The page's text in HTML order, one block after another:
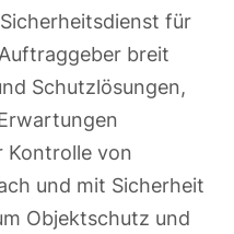
für
breit
Schutzlösungen,
Kontrolle von
und mit Sicherheit
Objektschutz und